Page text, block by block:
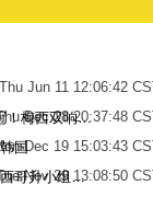
Thu Jun 11 12:06:42
Dec 28 20:37:48
世界杯-阿根廷点球7-5法国，时隔36年再夺冠！梅西双响姆巴佩戴帽
Dec 19 15:03:43
国
Nov 29 13:08:50
梅西无解贴地斩+助攻恩佐破门 阿根廷2-0墨西哥升小组第二